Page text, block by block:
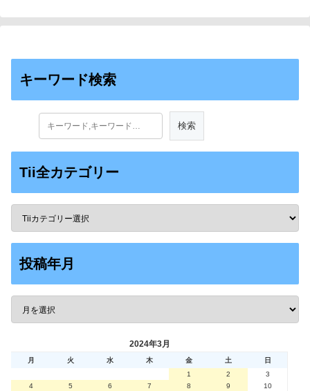
キーワード検索
Tii全カテゴリー
投稿年月
2024年3月
月 火 水 木 金 土
日
1
2
3
4
5 6 7 8 9
10